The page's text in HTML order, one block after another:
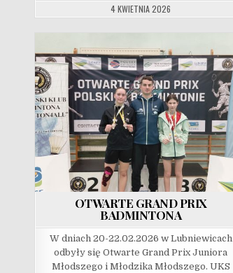
4 KWIETNIA 2026
OTWARTE GRAND PRIX
BADMINTONA
W dniach 20-22.02.2026 w Lubniewicach
odbyły się Otwarte Grand Prix Juniora
Młodszego i Młodzika Młodszego. UKS